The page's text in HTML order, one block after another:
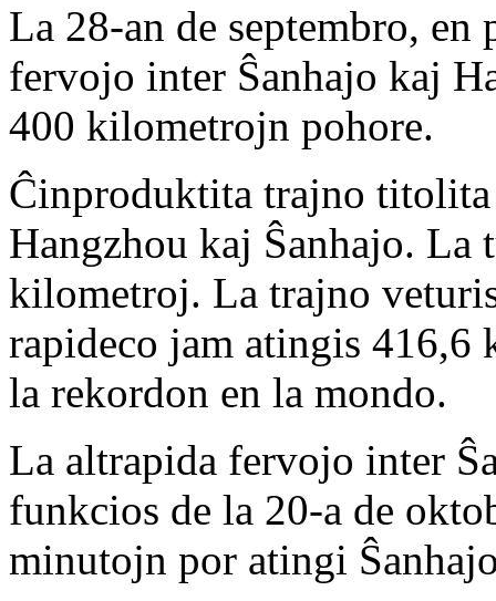
La 28-an de septembro,
fervojo inter Ŝanhajo kaj
400 kilometrojn pohore.
Ĉinproduktita trajno
Hangzhou kaj Ŝanhajo. La
kilometroj. La trajno
rapideco jam atingis
la rekordon en la mondo.
La altrapida fervojo inter
funkcios de la 20-a de
minutojn por atingi